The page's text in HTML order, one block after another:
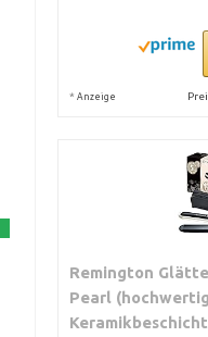
* Anzeige
Remington
Pearl